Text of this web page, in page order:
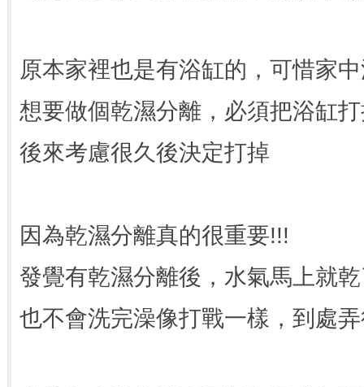
原本家裡也是有浴缸的，可惜家
想要做個乾濕分離，必須把浴缸
後來考慮很久後決定打掉
因為乾濕分離真的很重要!!!
發覺有乾濕分離後，水氣馬上就
也不會洗完澡像打戰一樣，到處